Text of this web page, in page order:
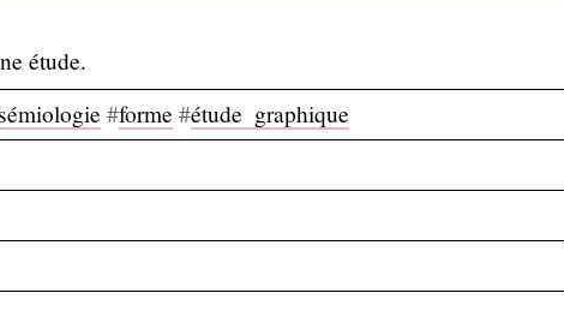
étude.
#forme #étude graphique